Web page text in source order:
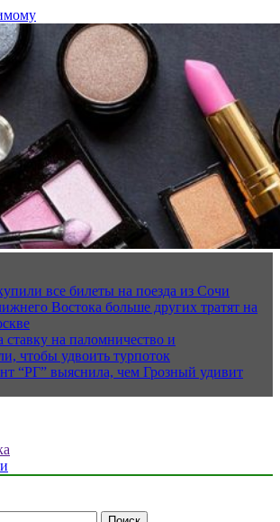
все билеты на поезда из Сочи
Востока больше других тратят на
ставку на паломничество и
чтобы удвоить турпоток
“РГ” выяснила, чем Грозный удивит